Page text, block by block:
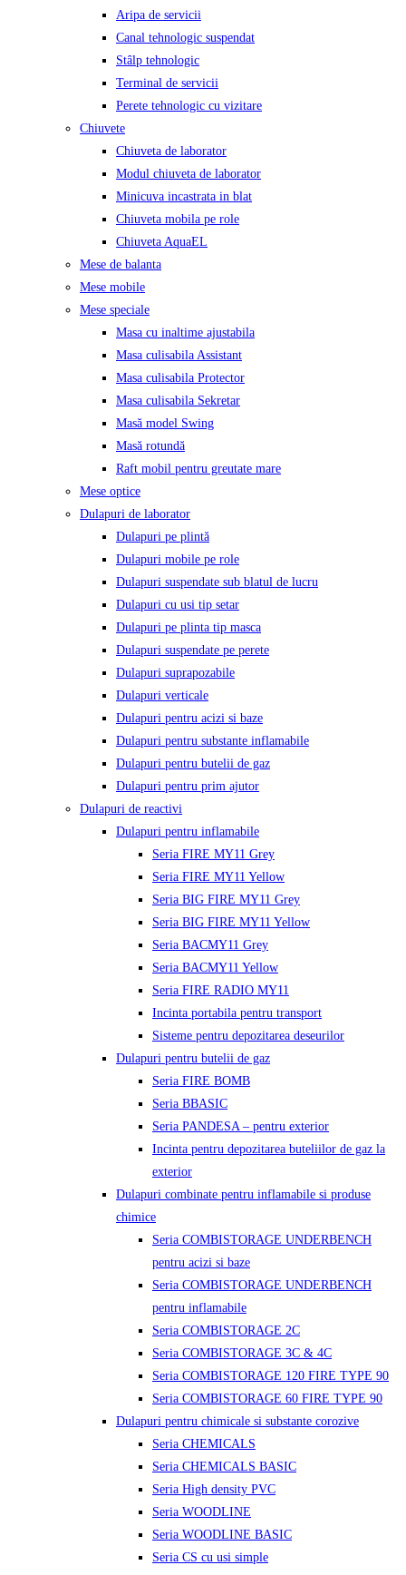
Aripa de servicii
Canal tehnologic suspendat
Stâlp tehnologic
Terminal de servicii
Perete tehnologic cu vizitare
Chiuvete
Chiuveta de laborator
Modul chiuveta de laborator
Minicuva incastrata in blat
Chiuveta mobila pe role
Chiuveta AquaEL
Mese de balanta
Mese mobile
Mese speciale
Masa cu inaltime ajustabila
Masa culisabila Assistant
Masa culisabila Protector
Masa culisabila Sekretar
Masă model Swing
Masă rotundă
Raft mobil pentru greutate mare
Mese optice
Dulapuri de laborator
Dulapuri pe plintă
Dulapuri mobile pe role
Dulapuri suspendate sub blatul de lucru
Dulapuri cu usi tip setar
Dulapuri pe plinta tip masca
Dulapuri suspendate pe perete
Dulapuri suprapozabile
Dulapuri verticale
Dulapuri pentru acizi si baze
Dulapuri pentru substante inflamabile
Dulapuri pentru butelii de gaz
Dulapuri pentru prim ajutor
Dulapuri de reactivi
Dulapuri pentru inflamabile
Seria FIRE MY11 Grey
Seria FIRE MY11 Yellow
Seria BIG FIRE MY11 Grey
Seria BIG FIRE MY11 Yellow
Seria BACMY11 Grey
Seria BACMY11 Yellow
Seria FIRE RADIO MY11
Incinta portabila pentru transport
Sisteme pentru depozitarea deseurilor
Dulapuri pentru butelii de gaz
Seria FIRE BOMB
Seria BBASIC
Seria PANDESA – pentru exterior
Incinta pentru depozitarea buteliilor de gaz la
exterior
Dulapuri combinate pentru inflamabile si produse
chimice
Seria COMBISTORAGE UNDERBENCH
pentru acizi si baze
Seria COMBISTORAGE UNDERBENCH
pentru inflamabile
Seria COMBISTORAGE 2C
Seria COMBISTORAGE 3C & 4C
Seria COMBISTORAGE 120 FIRE TYPE 90
Seria COMBISTORAGE 60 FIRE TYPE 90
Dulapuri pentru chimicale si substante corozive
Seria CHEMICALS
Seria CHEMICALS BASIC
Seria High density PVC
Seria WOODLINE
Seria WOODLINE BASIC
Seria CS cu usi simple